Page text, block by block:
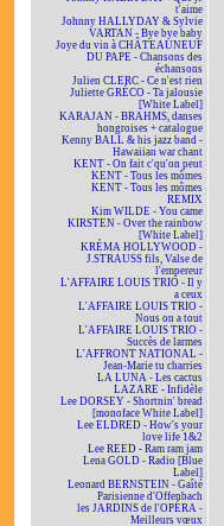
t'aime
Johnny HALLYDAY & Sylvie
VARTAN - Bye bye baby
Joye du vin à CHÂTEAUNEUF
DU PAPE - Chansons des
échansons
Julien CLERC - Ce n'est rien
Juliette GRÉCO - Ta jalousie
[White Label]
KARAJAN - BRAHMS, danses
hongroises + catalogue
Kenny BALL & his jazz band -
Hawaiian war chant
KENT - On fait c'qu'on peut
KENT - Tous les mômes
KENT - Tous les mômes
REMIX
Kim WILDE - You came
KIRSTEN - Over the rainbow
[White Label]
KRÉMA HOLLYWOOD -
J.STRAUSS fils, Valse de
l'empereur
L'AFFAIRE LOUIS TRIO - Il y
a ceux
L'AFFAIRE LOUIS TRIO -
Nous on a tout
L'AFFAIRE LOUIS TRIO -
Succès de larmes
L'AFFRONT NATIONAL -
Jean-Marie tu charries
LA LUNA - Les cactus
LAZARE - Infidèle
Lee DORSEY - Shortnin' bread
[monoface White Label]
Lee ELDRED - How's your
love life 1&2
Lee REED - Ram ram jam
Lena GOLD - Radio [Blue
Label]
Leonard BERNSTEIN - Gaîté
Parisienne d'Offenbach
les JARDINS de l'OPÉRA -
Meilleurs vœux